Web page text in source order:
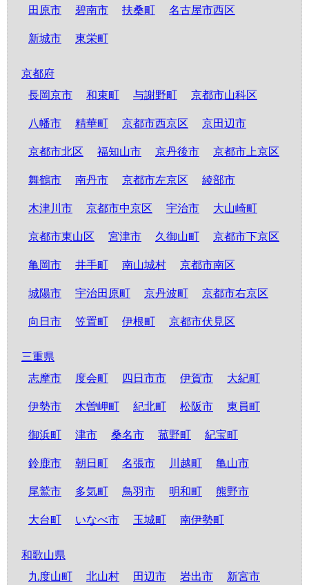
田原市 碧南市 扶桑町 名古屋市西区
新城市 東栄町
京都府
長岡京市
和束町 与謝野町 京都市山科区
八幡市 精華町 京都市西京区 京田辺市
京都市北区 福知山市 京丹後市 京都市上京区
舞鶴市 南丹市 京都市左京区 綾部市
木津川市 京都市中京区 宇治市 大山崎町
京都市東山区 宮津市 久御山町 京都市下京区
亀岡市 井手町 南山城村 京都市南区
城陽市 宇治田原町 京丹波町 京都市右京区
向日市 笠置町 伊根町 京都市伏見区
三重県
志摩市
度会町 四日市市 伊賀市 大紀町
伊勢市 木曽岬町 紀北町 松阪市 東員町
御浜町 津市 桑名市 菰野町 紀宝町
鈴鹿市 朝日町 名張市 川越町 亀山市
尾鷲市 多気町 鳥羽市 明和町 熊野市
大台町 いなべ市 玉城町 南伊勢町
和歌山県
九度山町
北山村 田辺市 岩出市 新宮市